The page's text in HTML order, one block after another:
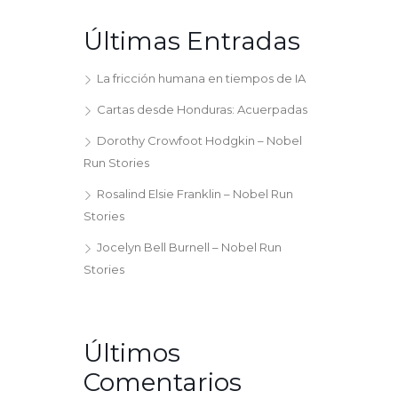
Últimas Entradas
La fricción humana en tiempos de IA
Cartas desde Honduras: Acuerpadas
Dorothy Crowfoot Hodgkin – Nobel
Run Stories
Rosalind Elsie Franklin – Nobel Run
Stories
Jocelyn Bell Burnell – Nobel Run
Stories
Últimos
Comentarios